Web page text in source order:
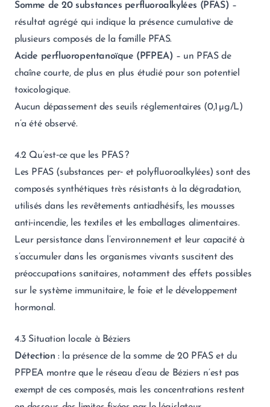
Somme de 20 substances perfluoroalkylées (PFAS) –
résultat agrégé qui indique la présence cumulative de
plusieurs composés de la famille PFAS.
Acide perfluoropentanoïque (PFPEA) – un PFAS de
chaîne courte, de plus en plus étudié pour son potentiel
toxicologique.
Aucun dépassement des seuils réglementaires (0,1 µg/L)
n’a été observé.
4.2 Qu’est‑ce que les PFAS ?
Les PFAS (substances per‑ et polyfluoroalkylées) sont des
composés synthétiques très résistants à la dégradation,
utilisés dans les revêtements antiadhésifs, les mousses
anti‑incendie, les textiles et les emballages alimentaires.
Leur persistance dans l’environnement et leur capacité à
s’accumuler dans les organismes vivants suscitent des
préoccupations sanitaires, notamment des effets possibles
sur le système immunitaire, le foie et le développement
hormonal.
4.3 Situation locale à Béziers
Détection : la présence de la somme de 20 PFAS et du
PFPEA montre que le réseau d’eau de Béziers n’est pas
exempt de ces composés, mais les concentrations restent